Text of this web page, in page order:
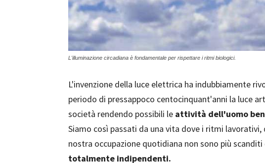
L'illuminazione circadiana è fondamentale per rispettare i ritmi biologici.
L'invenzione della luce elettrica ha indubbiamente
periodo di pressappoco centocinquant'anni la luce
società rendendo possibili le attività dell'uomo
Siamo così passati da una vita dove i ritmi lavorativi,
nostra occupazione quotidiana non sono più
totalmente indipendenti.